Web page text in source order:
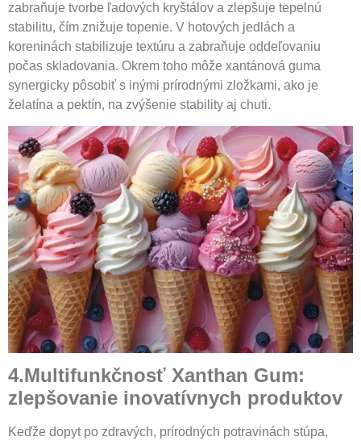
zabraňuje tvorbe ľadových kryštálov a zlepšuje tepelnú
stabilitu, čím znižuje topenie. V hotových jedlách a
koreninách stabilizuje textúru a zabraňuje oddeľovaniu
počas skladovania. Okrem toho môže xantánová guma
synergicky pôsobiť s inými prírodnými zložkami, ako je
želatína a pektín, na zvýšenie stability aj chuti.
4.Multifunkčnosť Xanthan Gum:
zlepšovanie inovatívnych produktov
Keďže dopyt po zdravých, prírodných potravinách stúpa,